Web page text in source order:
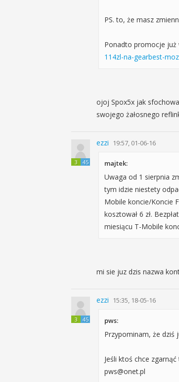
PS. to, że masz
Ponadto promocje już
114zl-na-gearbest-
ojoj Spox5x jak
swojego żałosnego
3 45
ezzi 19:57, 01-06-16
majtek:
Uwaga od 1 sierpnia
tym idzie niestety
Mobile koncie/Koncie
kosztował 6 zł.
miesiącu T-Mobile
mi sie juz dzis nazwa
3 45
ezzi 15:35, 18-05-16
pws:
Przypominam, że dziś
Jeśli ktoś chce
pws@onet.pl